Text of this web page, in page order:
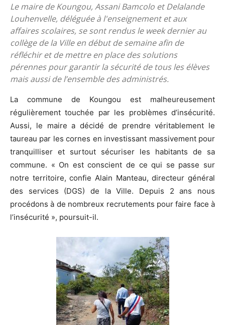
Le maire de Koungou, Assani Bamcolo et Delalande
Louhenvelle, déléguée à l'enseignement et aux
affaires scolaires, se sont rendus le week dernier au
collège de la Ville en début de semaine afin de
réfléchir et de mettre en place des solutions
pérennes pour garantir la sécurité de tous les élèves
mais aussi de l’ensemble des administrés.
La commune de Koungou est malheureusement
régulièrement touchée par les problèmes d’insécurité.
Aussi, le maire a décidé de prendre véritablement le
taureau par les cornes en investissant massivement pour
tranquilliser et surtout sécuriser les habitants de sa
commune. « On est conscient de ce qui se passe sur
notre territoire, confie Alain Manteau, directeur général
des services (DGS) de la Ville. Depuis 2 ans nous
procédons à de nombreux recrutements pour faire face à
l’insécurité », poursuit-il.